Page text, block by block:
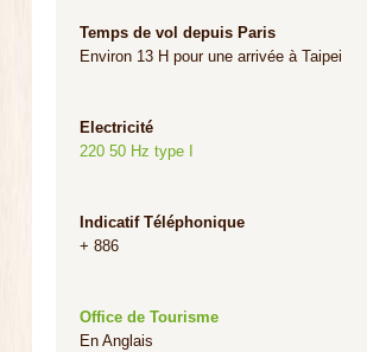
Temps de vol depuis Paris
Environ 13 H pour une arrivée à Taipei
Electricité
220 50 Hz type I
Indicatif Téléphonique
+ 886
Office de Tourisme
En Anglais